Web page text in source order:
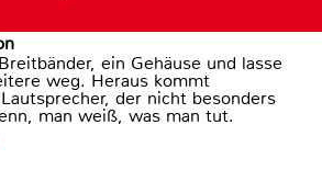
ein Gehäuse und lasse
weg. Heraus kommt
der nicht besonders
man weiß, was man tut.